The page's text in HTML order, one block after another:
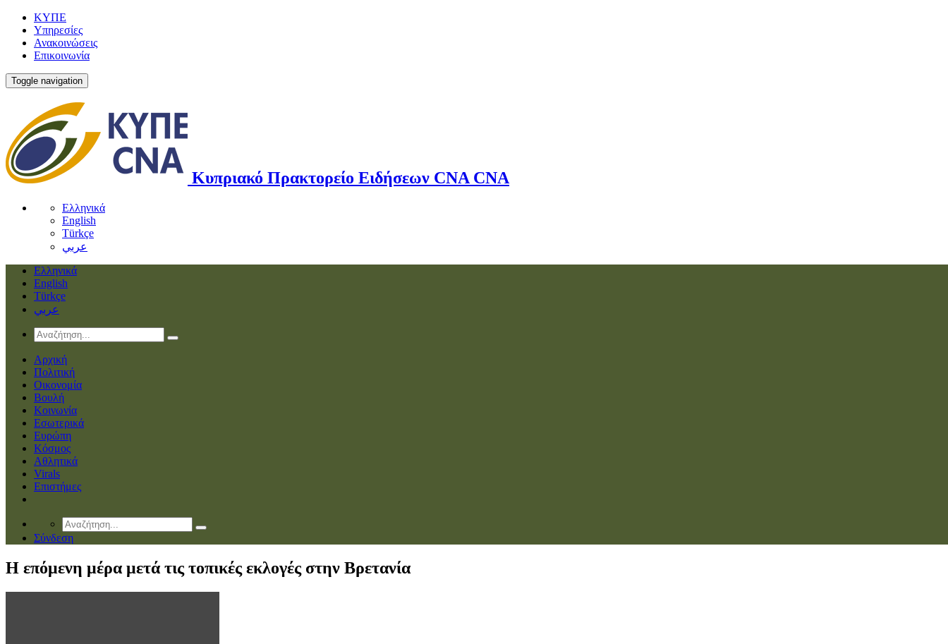
ΚΥΠΕ
Υπηρεσίες
Ανακοινώσεις
Επικοινωνία
Toggle navigation
Κυπριακό Πρακτορείο Ειδήσεων CNA CNA
Ελληνικά
English
Türkçe
عربي
Ελληνικά
English
Türkçe
عربي
Αρχική
Πολιτική
Οικονομία
Βουλή
Κοινωνία
Εσωτερικά
Ευρώπη
Κόσμος
Αθλητικά
Virals
Επιστήμες
Σύνδεση
Η επόμενη μέρα μετά τις τοπικές εκλογές στην Βρετανία